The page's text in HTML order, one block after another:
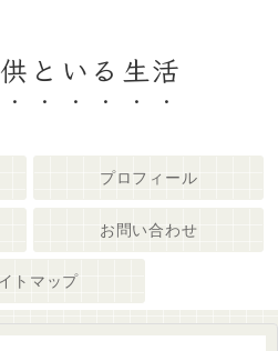
といる生活
プロフィール
お問い合わせ
トマップ